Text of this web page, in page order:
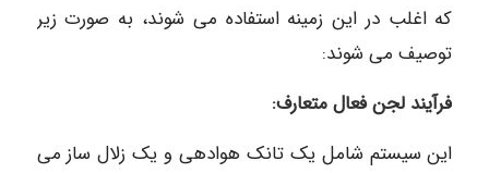
که اغلب در این زمینه استفاده می شوند، به صورت زیر
توصیف می شوند:
فرآیند لجن فعال متعارف:
این سیستم شامل یک تانک هوادهی و یک زلال ساز می